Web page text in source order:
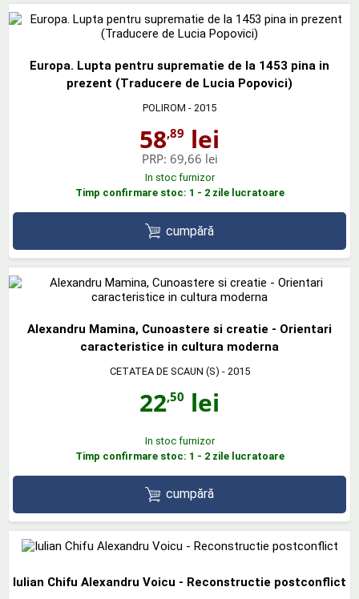
Europa. Lupta pentru suprematie de la 1453 pina in
prezent (Traducere de Lucia Popovici)
POLIROM - 2015
58,89 lei
PRP: 69,66 lei
In stoc furnizor
Timp confirmare stoc: 1 - 2 zile lucratoare
cumpără
Alexandru Mamina, Cunoastere si creatie - Orientari
caracteristice in cultura moderna
CETATEA DE SCAUN (S) - 2015
22,50 lei
In stoc furnizor
Timp confirmare stoc: 1 - 2 zile lucratoare
cumpără
Iulian Chifu Alexandru Voicu - Reconstructie postconflict